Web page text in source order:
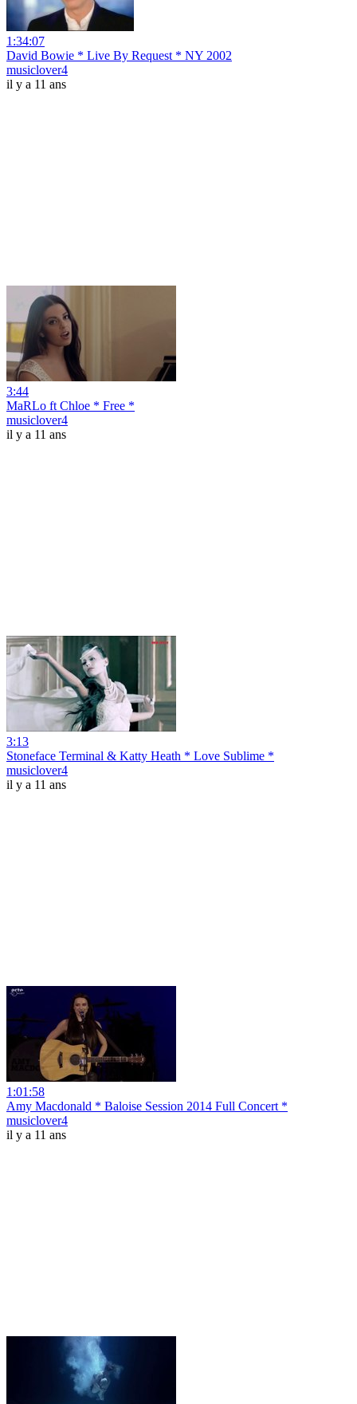
1:34:07
David Bowie * Live By Request * NY 2002
musiclover4
il y a 11 ans
3:44
MaRLo ft Chloe * Free *
musiclover4
il y a 11 ans
3:13
Stoneface Terminal & Katty Heath * Love Sublime *
musiclover4
il y a 11 ans
1:01:58
Amy Macdonald * Baloise Session 2014 Full Concert *
musiclover4
il y a 11 ans